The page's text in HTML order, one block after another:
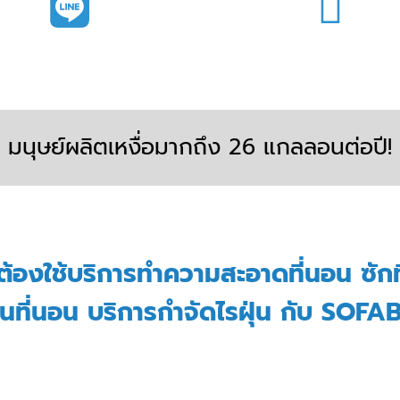
มนุษย์ผลิตเหงื่อมากถึง 26 แกลลอนต่อปี!
องใช้บริการทำความสะอาดที่นอน ซัก
นอน บริการกำจัดไรฝุ่น กับ